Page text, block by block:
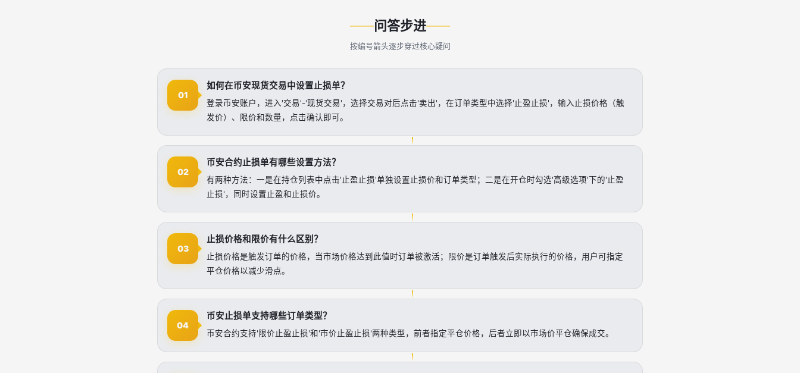
问答步进
按编号箭头逐步穿过核心疑问
01
如何在币安现货交易中设置止损单？
登录币安账户，进入'交易'-'现货交易'，选择交易对后点击'卖出'，在订单类型中选择'止盈止损'，输入止损价格（触
发价）、限价和数量，点击确认即可。
02
币安合约止损单有哪些设置方法？
有两种方法：一是在持仓列表中点击'止盈止损'单独设置止损价和订单类型；二是在开仓时勾选'高级选项'下的'止盈
止损'，同时设置止盈和止损价。
03
止损价格和限价有什么区别？
止损价格是触发订单的价格，当市场价格达到此值时订单被激活；限价是订单触发后实际执行的价格，用户可指定
平仓价格以减少滑点。
04
币安止损单支持哪些订单类型？
币安合约支持'限价止盈止损'和'市价止盈止损'两种类型，前者指定平仓价格，后者立即以市场价平仓确保成交。